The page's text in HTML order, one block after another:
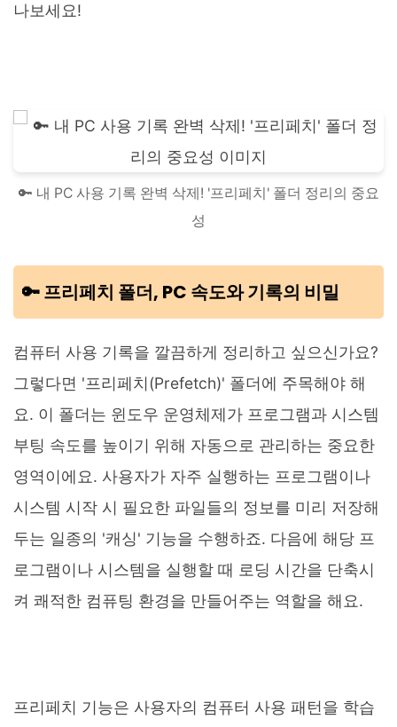
나보세요!
🔑 내 PC 사용 기록 완벽 삭제! '프리페치' 폴더 정리의 중요
성
🔑 프리페치 폴더, PC 속도와 기록의 비밀
컴퓨터 사용 기록을 깔끔하게 정리하고 싶으신가요?
그렇다면 '프리페치(Prefetch)' 폴더에 주목해야 해
요. 이 폴더는 윈도우 운영체제가 프로그램과 시스템
부팅 속도를 높이기 위해 자동으로 관리하는 중요한
영역이에요. 사용자가 자주 실행하는 프로그램이나
시스템 시작 시 필요한 파일들의 정보를 미리 저장해
두는 일종의 '캐싱' 기능을 수행하죠. 다음에 해당 프
로그램이나 시스템을 실행할 때 로딩 시간을 단축시
켜 쾌적한 컴퓨팅 환경을 만들어주는 역할을 해요.
프리페치 기능은 사용자의 컴퓨터 사용 패턴을 학습